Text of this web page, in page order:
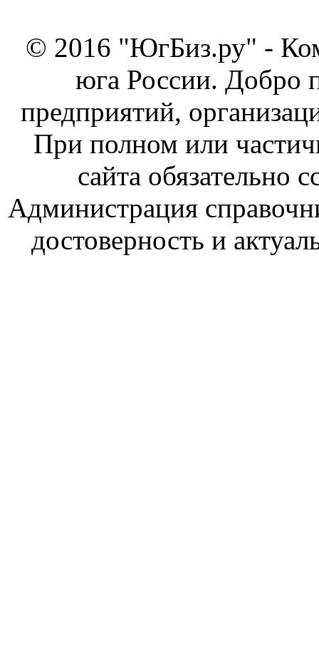
© 2016 "ЮгБиз.ру" -
юга России. Добро
предприятий,
При полном или
сайта обязательно
Администрация
достоверность и